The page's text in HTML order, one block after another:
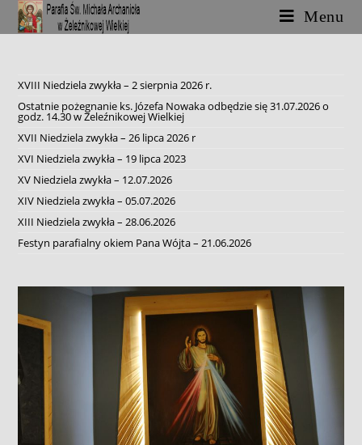
Skip
content
Menu
XVIII Niedziela zwykła – 2 sierpnia 2026 r.
Ostatnie pożegnanie ks. Józefa Nowaka odbędzie się 31.07.2026 o
godz. 14.30 w Żeleźnikowej Wielkiej
XVII Niedziela zwykła – 26 lipca 2026 r
XVI Niedziela zwykła – 19 lipca 2023
XV Niedziela zwykła – 12.07.2026
XIV Niedziela zwykła – 05.07.2026
XIII Niedziela zwykła – 28.06.2026
Festyn parafialny okiem Pana Wójta – 21.06.2026